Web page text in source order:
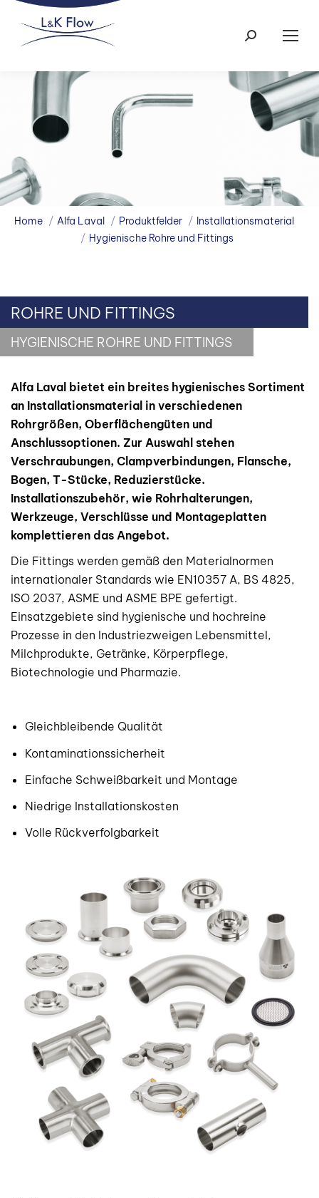
Search:
You are here:
Home Alfa Laval Produktfelder
Installationsmaterial
Hygienische Rohre und Fittings
ROHRE UND FITTINGS
HYGIENISCHE ROHRE UND FITTINGS
Alfa Laval bietet ein breites hygienisches Sortiment
an Installationsmaterial in verschiedenen
Rohrgrößen, Oberflächengüten und
Anschlussoptionen. Zur Auswahl stehen
Verschraubungen, Clampverbindungen, Flansche,
Bogen, T-Stücke, Reduzierstücke.
Installationszubehör, wie Rohrhalterungen,
Werkzeuge, Verschlüsse und Montageplatten
komplettieren das Angebot.
Die Fittings werden gemäß den Materialnormen
internationaler Standards wie EN10357 A, BS 4825,
ISO 2037, ASME und ASME BPE gefertigt.
Einsatzgebiete sind hygienische und hochreine
Prozesse in den Industriezweigen Lebensmittel,
Milchprodukte, Getränke, Körperpflege,
Biotechnologie und Pharmazie.
Gleichbleibende Qualität
Kontaminationssicherheit
Einfache Schweißbarkeit und Montage
Niedrige Installationskosten
Volle Rückverfolgbarkeit